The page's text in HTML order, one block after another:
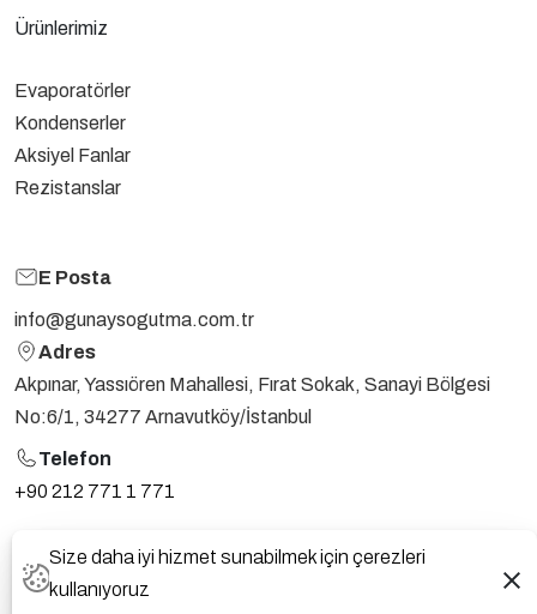
Ürünlerimiz
Evaporatörler
Kondenserler
Aksiyel Fanlar
Rezistanslar
E Posta
info@gunaysogutma.com.tr
Adres
Akpınar, Yassıören Mahallesi, Fırat Sokak, Sanayi Bölgesi
No:6/1, 34277 Arnavutköy/İstanbul
Telefon
+90 212 771 1 771
KVKKGIZLILIK ANLAŞMASI
Size daha iyi hizmet sunabilmek için çerezleri
kullanıyoruz